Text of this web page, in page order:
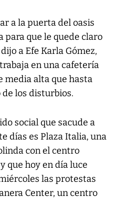
a la puerta del oasis
para que le quede claro
a Efe Karla Gómez,
en una cafetería
media alta que hasta
de los disturbios.
social que sacude a
días es Plaza Italia, una
con el centro
que hoy en día luce
las protestas
Center, un centro